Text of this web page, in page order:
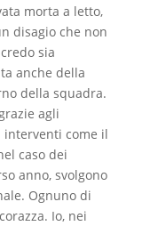
morta a letto,
disagio che non
sia
anche della
della squadra.
agli
interventi come il
caso dei
anno, svolgono
Ognuno di
Io, nei